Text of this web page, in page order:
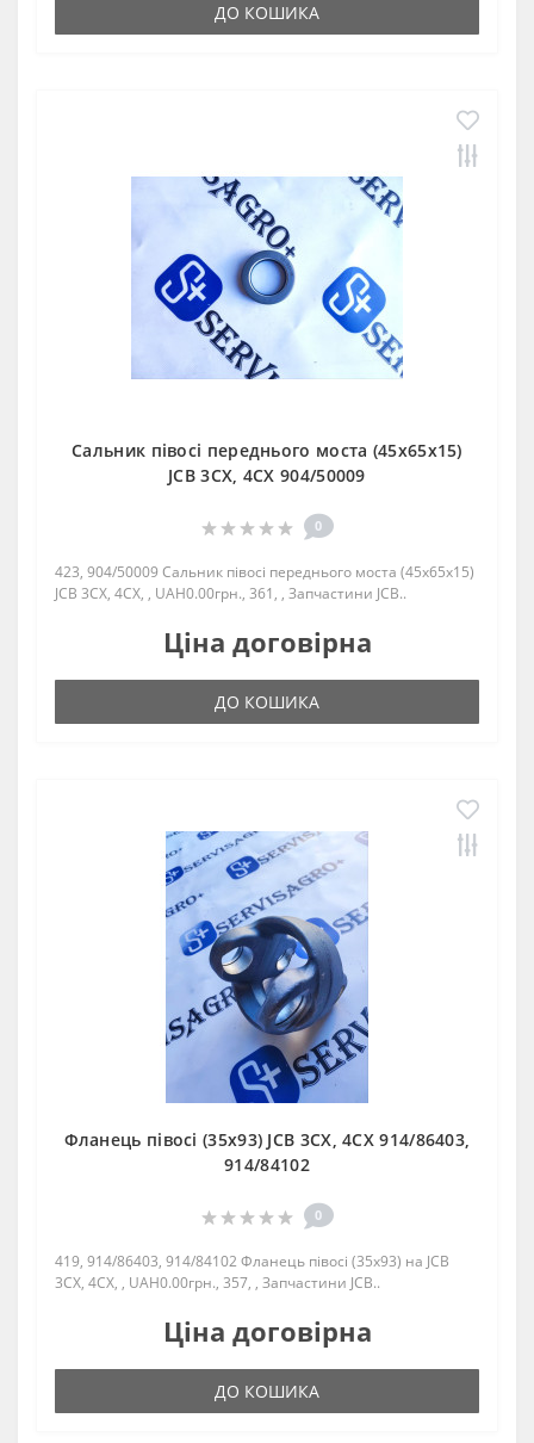
ДО КОШИКА
Сальник півосі переднього моста (45x65x15)
JCB 3CX, 4CX 904/50009
0
423, 904/50009 Сальник півосі переднього моста (45x65x15)
JCB 3CX, 4CX, , UAH0.00грн., 361, , Запчастини JCB..
Ціна договірна
ДО КОШИКА
Фланець півосі (35х93) JCB 3CX, 4CX 914/86403,
914/84102
0
419, 914/86403, 914/84102 Фланець півосі (35х93) на JCB
3CX, 4CX, , UAH0.00грн., 357, , Запчастини JCB..
Ціна договірна
ДО КОШИКА